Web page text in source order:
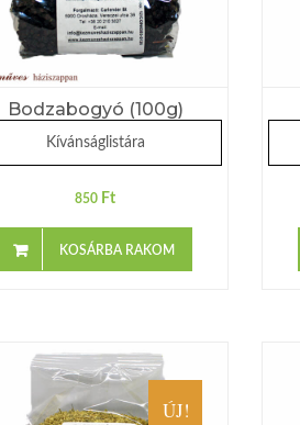
Bodzabogyó (100g)
Kívánságlistára
850 Ft
KOSÁRBA RAKOM
ÚJ!